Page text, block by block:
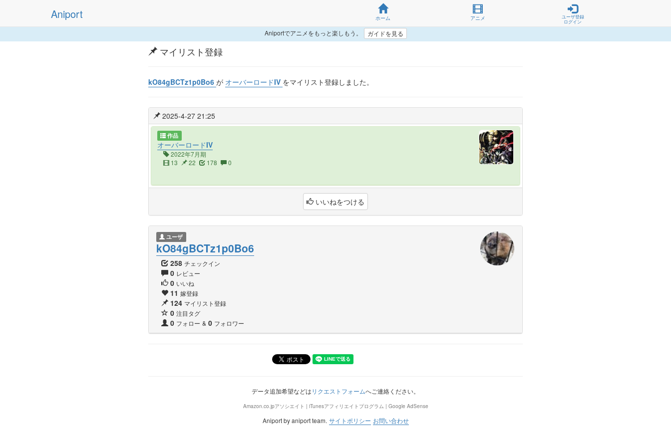
Aniport ホーム アニメ
ユーザ登録
ログイン
Aniportでアニメをもっと楽しもう。 ガイドを見る
マイリスト登録
kO84gBCTz1p0Bo6 が オーバーロードIV をマイリスト登録しました。
2025-4-27 21:25
作品
オーバーロードIV
2022年7月期
13
22 178 0
いいねをつける
ユーザ
kO84gBCTz1p0Bo6
258 チェックイン
0 レビュー
0 いいね
11 嫁登録
124 マイリスト登録
0 注目タグ
0 フォロー & 0 フォロワー
データ追加希望などはリクエストフォームへご連絡ください。
Amazon.co.jpアソシエイト | iTunesアフィリエイトプログラム | Google AdSense
Aniport by aniport team. サイトポリシー お問い合わせ